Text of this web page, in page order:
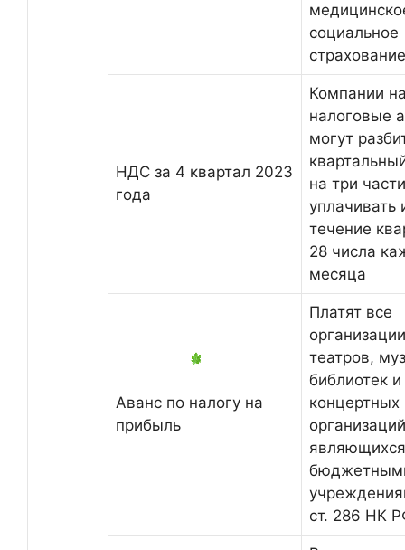
социальное
страхование
НДС за 4 квартал 2023
года
Компании
налоговые
могут
на три
уплачивать
течение
28 числа
месяца
Аванс по налогу на
прибыль
Платят все
театров,
библиотек и
концертных
являющихся
ст. 286 НК